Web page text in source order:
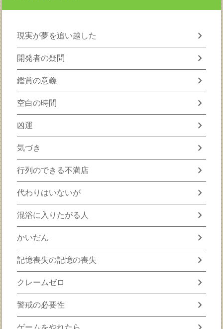
現実が夢を追い越した chevron_right
開発者の疑問 chevron_right
鑑賞の意義 chevron_right
空白の時間 chevron_right
凶運 chevron_right
気づき chevron_right
行列のできる不満店 chevron_right
代わりはいないが chevron_right
混浴に入りたがる人 chevron_right
かいだん chevron_right
記憶喪失の記憶の喪失 chevron_right
クレームゼロ chevron_right
警戒の必要性 chevron_right
ゲームをやれたら